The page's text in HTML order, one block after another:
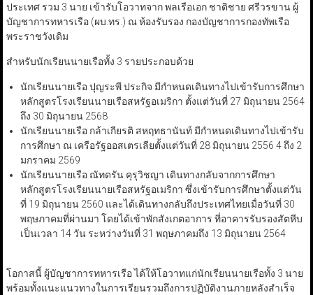
ประเทศ รวม 3 นาย เข้ารับโอวาทจาก พลเรือเอก ชาติชาย ศรีวรขาน ผู้
บัญชาการทหารเรือ (ผบ.ทร.) ณ ห้องรับรอง กองบัญชาการกองทัพเรือ
พระราชวังเดิม
สำหรับนักเรียนนายเรือทั้ง 3 รายประกอบด้วย
นักเรียนนายเรือ ปุญระพี ประกิจ มีกำหนดเดินทางไปเข้ารับการศึกษา
หลักสูตรโรงเรียนนายเรือสหรัฐอเมริกา ตั้งแต่วันที่ 27 มิถุนายน 2564
ถึง 30 มิถุนายน 2568
นักเรียนนายเรือ กล้าเกียรติ สหฤทธานันท์ มีกำหนดเดินทางไปเข้ารับ
การศึกษา ณ เครือรัฐออสเตรเลียตั้งแต่วันที่ 28 มิถุนายน 2556 4 ถึง 2
มกราคม 2569
นักเรียนนายเรือ ณัทดรัน คุรุวิชญา เดินทางกลับจากการศึกษา
หลักสูตรโรงเรียนนายเรือสหรัฐอเมริกา ซึ่งเข้ารับการศึกษาตั้งแต่วัน
ที่ 19 มิถุนายน 2560 และได้เดินทางกลับถึงประเทศไทยเมื่อวันที่ 30
พฤษภาคมที่ผ่านมา โดยได้เข้าพักสังเกตอาการ ที่อาคารรับรองสัตหีบ
เป็นเวลา 14 วัน ระหว่างวันที่ 31 พฤษภาคมถึง 13 มิถุนายน 2564
โอกาสนี้ ผู้บัญชาการทหารเรือ ได้ให้โอวาทแก่นักเรียนนายเรือทั้ง 3 นาย
พร้อมทั้งแนะแนวทางในการเรียนรวมถึงการปฏิบัติงานภายหลังสำเร็จ